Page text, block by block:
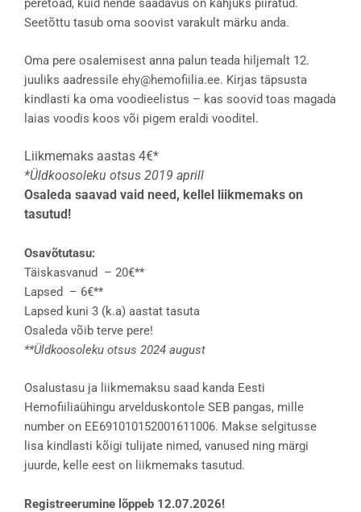
peretoad, kuid nende saadavus on kahjuks piiratud.
Seetõttu tasub oma soovist varakult märku anda.
Oma pere osalemisest anna palun teada hiljemalt 12.
juuliks aadressile ehy@hemofiilia.ee. Kirjas täpsusta
kindlasti ka oma voodieelistus – kas soovid toas magada
laias voodis koos või pigem eraldi vooditel.
Liikmemaks aastas 4€*
*Üldkoosoleku otsus 2019 aprill
Osaleda saavad vaid need, kellel liikmemaks on
tasutud!
Osavõtutasu:
Täiskasvanud – 20€**
Lapsed – 6€**
Lapsed kuni 3 (k.a) aastat tasuta
Osaleda võib terve pere!
**Üldkoosoleku otsus 2024 august
Osalustasu ja liikmemaksu saad kanda Eesti
Hemofiiliaühingu arvelduskontole SEB pangas, mille
number on EE691010152001611006. Makse selgitusse
lisa kindlasti kõigi tulijate nimed, vanused ning märgi
juurde, kelle eest on liikmemaks tasutud.
Registreerumine lõppeb 12.07.2026!